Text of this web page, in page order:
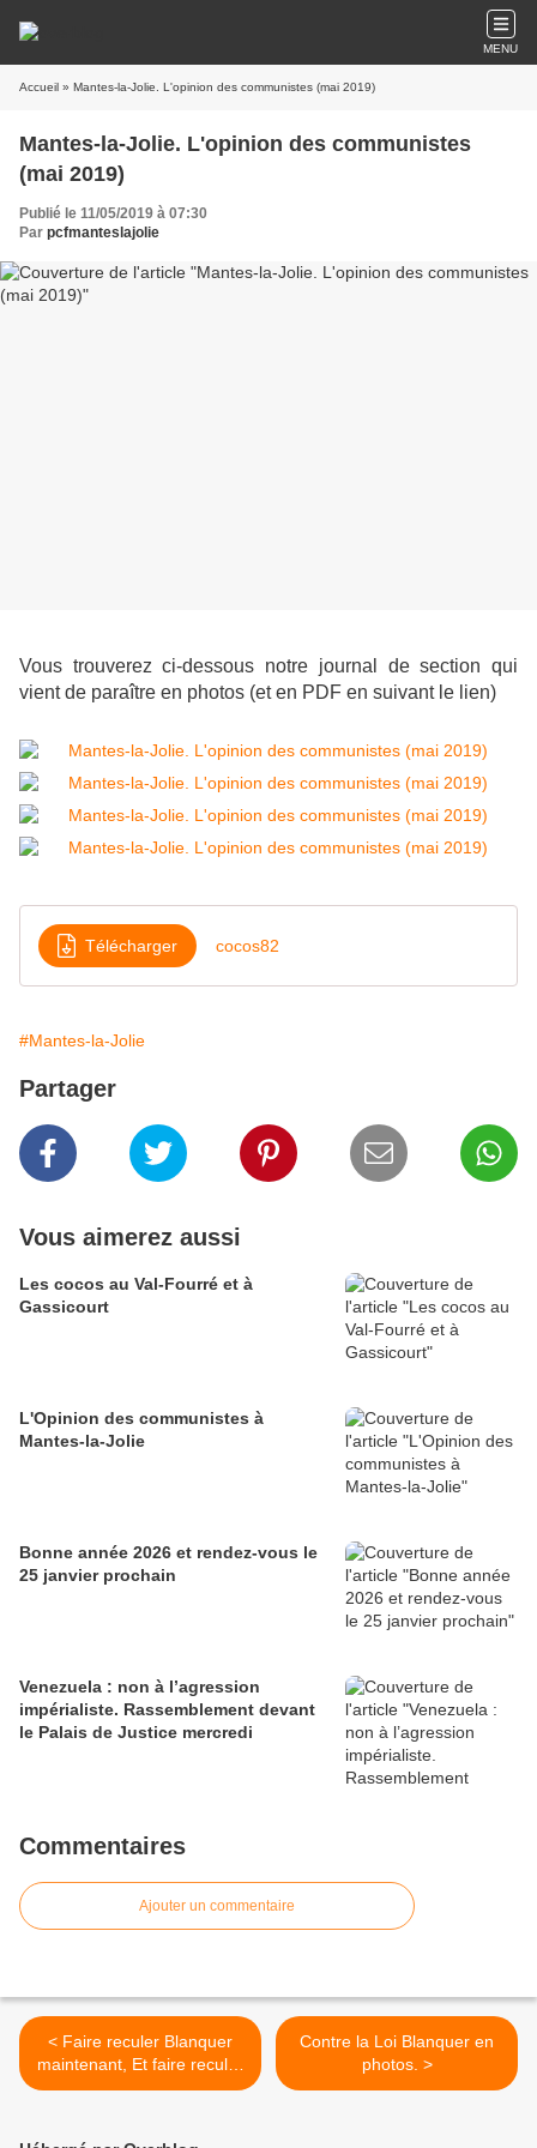
MENU
Accueil » Mantes-la-Jolie. L'opinion des communistes (mai 2019)
Mantes-la-Jolie. L'opinion des communistes
(mai 2019)
Publié le 11/05/2019 à 07:30
Par pcfmanteslajolie
Vous trouverez ci-dessous notre journal de section qui
vient de paraître en photos (et en PDF en suivant le lien)
Télécharger cocos82
#Mantes-la-Jolie
Partager
Vous aimerez aussi
Les cocos au Val-Fourré et à
Gassicourt
L'Opinion des communistes à
Mantes-la-Jolie
Bonne année 2026 et rendez-vous le
25 janvier prochain
Venezuela : non à l’agression
impérialiste. Rassemblement devant
le Palais de Justice mercredi
Commentaires
Ajouter un commentaire
< Faire reculer Blanquer
maintenant, Et faire reculer
Macron !
Contre la Loi Blanquer en
photos. >